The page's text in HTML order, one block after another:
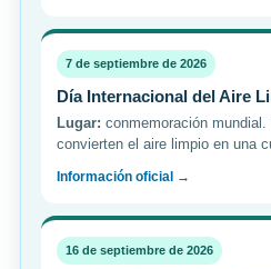
7 de septiembre de 2026
Día Internacional del Aire
Lugar: conmemoración mundial.
convierten el aire limpio en una
Información oficial →
16 de septiembre de 2026